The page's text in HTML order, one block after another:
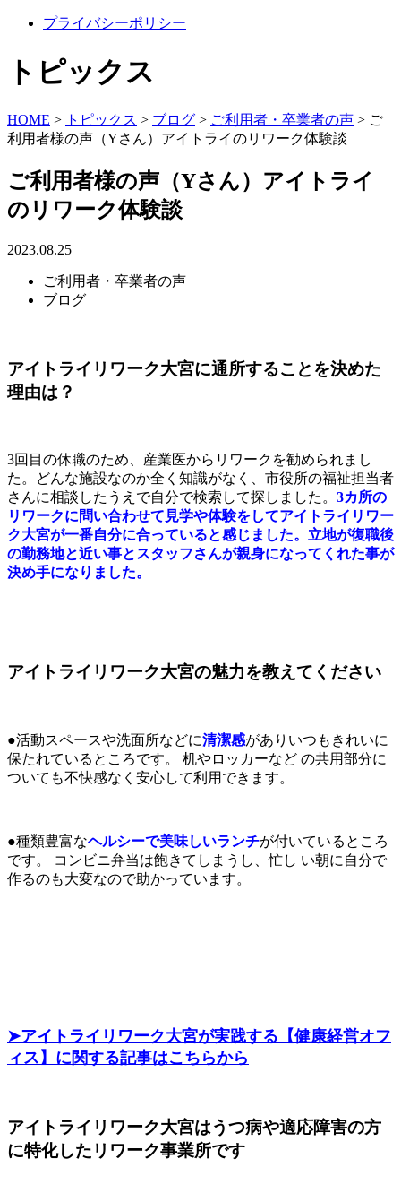
プライバシーポリシー
トピックス
HOME > トピックス > ブログ > ご利用者・卒業者の声 > ご
利用者様の声（Yさん）アイトライのリワーク体験談
ご利用者様の声（Yさん）アイトライ
のリワーク体験談
2023.08.25
ご利用者・卒業者の声
ブログ
アイトライリワーク大宮に通所することを決めた
理由は？
3回目の休職のため、産業医からリワークを勧められまし
た。どんな施設なのか全く知識がなく、市役所の福祉担当者
さんに相談したうえで自分で検索して探しました。 3カ所の
リワークに問い合わせて見学や体験をしてアイトライリワー
ク大宮が一番自分に合っていると感じました。立地が復職後
の勤務地と近い事とスタッフさんが親身になってくれた事が
決め手になりました。
アイトライリワーク大宮の魅力を教えてください
●活動スペースや洗面所などに清潔感がありいつもきれいに
保たれているところです。 机やロッカーなど の共用部分に
ついても不快感なく安心して利用できます。
●種類豊富なヘルシーで美味しいランチが付いているところ
です。 コンビニ弁当は飽きてしまう し、忙し い朝に 自分で
作るのも大変なので助かっています。
➤アイトライリワーク大宮が実践する【健康経営オフ
ィス】に関する記事はこちらから
アイトライリワーク大宮はうつ病や適応障害の方
に特化したリワーク事業所です